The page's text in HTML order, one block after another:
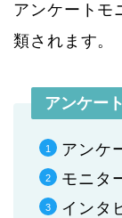
アンケートモ
類されます。
アンケー
アンケ
モニタ
インタ